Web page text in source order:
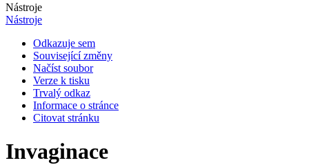
Nástroje
Nástroje
Odkazuje sem
Související změny
Načíst soubor
Verze k tisku
Trvalý odkaz
Informace o stránce
Citovat stránku
Invaginace